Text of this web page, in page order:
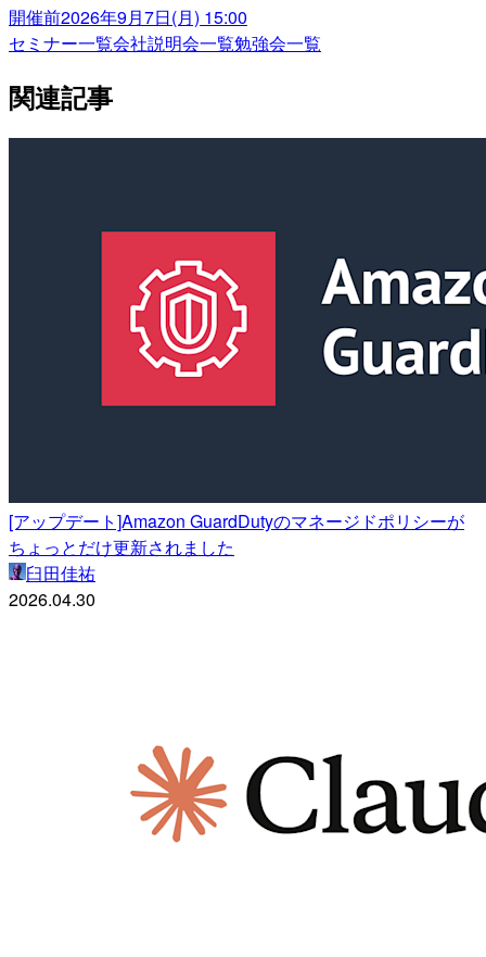
開催前2026年9月7日(月) 15:00
セミナー一覧会社説明会一覧勉強会一覧
関連記事
[アップデート]Amazon GuardDutyのマネージドポリシーが
ちょっとだけ更新されました
臼田佳祐
2026.04.30